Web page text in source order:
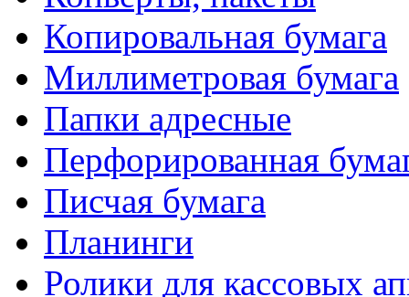
Копировальная бумага
Миллиметровая бумага
Папки адресные
Перфорированная
Писчая бумага
Планинги
Ролики для кассовых